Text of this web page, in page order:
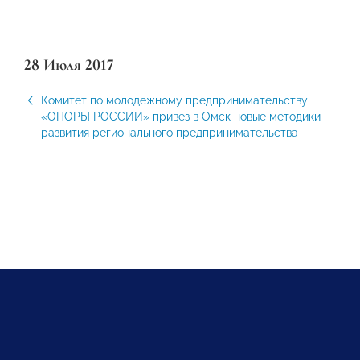
28 Июля 2017
Комитет по молодежному предпринимательству
«ОПОРЫ РОССИИ» привез в Омск новые методики
развития регионального предпринимательства